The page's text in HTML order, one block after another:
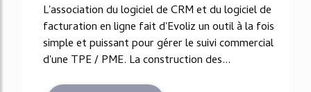
L'association du logiciel de CRM et du logiciel de
facturation en ligne fait d'Evoliz un outil à la fois
simple et puissant pour gérer le suivi commercial
d'une TPE / PME. La construction des...